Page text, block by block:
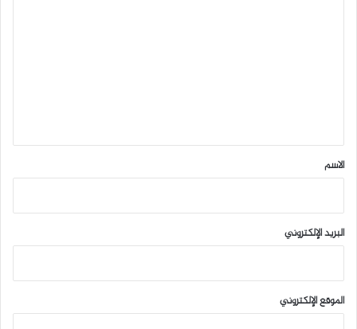
*
الاسم
البريد الإلكتروني
الموقع الإلكتروني